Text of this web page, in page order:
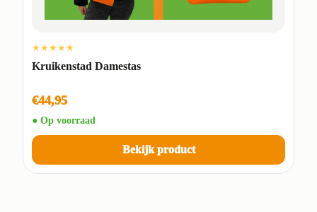
★★★★★
Kruikenstad Damestas
€44,95
● Op voorraad
Bekijk product